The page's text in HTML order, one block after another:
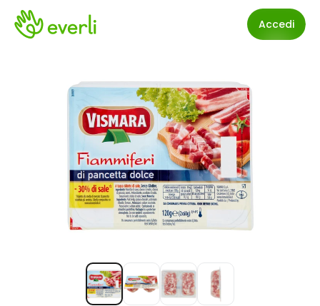
Accedi